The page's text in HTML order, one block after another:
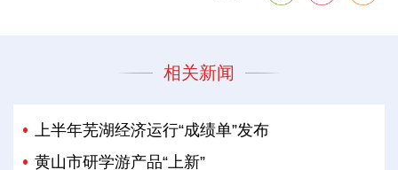
相关新闻
上半年芜湖经济运行“成绩单”发布
黄山市研学游产品“上新”